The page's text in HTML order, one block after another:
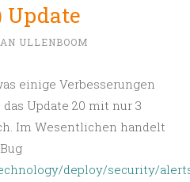
Update
ULLENBOOM
einige Verbesserungen
Update 20 mit nur 3
Im Wesentlichen handelt
deploy/security/